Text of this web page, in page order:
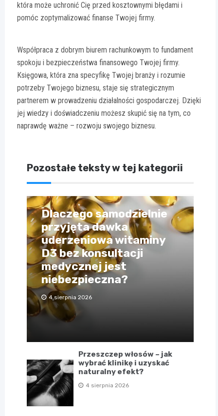
która może uchronić Cię przed kosztownymi błędami i
pomóc zoptymalizować finanse Twojej firmy.
Współpraca z dobrym biurem rachunkowym to fundament
spokoju i bezpieczeństwa finansowego Twojej firmy.
Księgowa, która zna specyfikę Twojej branży i rozumie
potrzeby Twojego biznesu, staje się strategicznym
partnerem w prowadzeniu działalności gospodarczej. Dzięki
jej wiedzy i doświadczeniu możesz skupić się na tym, co
naprawdę ważne – rozwoju swojego biznesu.
Pozostałe teksty w tej kategorii
Dlaczego samodzielnie
przyjęta dawka
uderzeniowa witaminy
D3 bez konsultacji
medycznej jest
niebezpieczna?
4 sierpnia 2026
Przeszczep włosów – jak
wybrać klinikę i uzyskać
naturalny efekt?
4 sierpnia 2026